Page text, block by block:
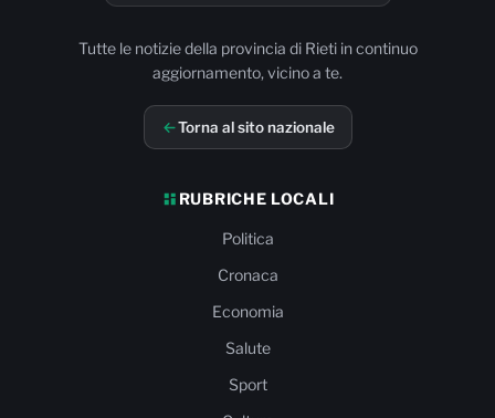
Tutte le notizie della provincia di Rieti in continuo
aggiornamento, vicino a te.
Torna al sito nazionale
RUBRICHE LOCALI
Politica
Cronaca
Economia
Salute
Sport